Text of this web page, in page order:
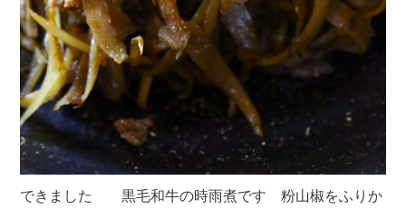
できました 黒毛和牛の時雨煮です 粉山椒をふりか